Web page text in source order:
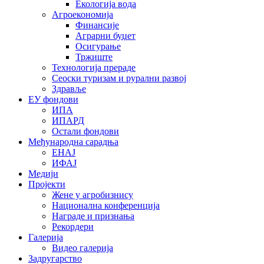
Екологија вода
Агроекономија
Финансије
Аграрни буџет
Осигурање
Тржиште
Технологија прераде
Сеоски туризам и рурални развој
Здравље
ЕУ фондови
ИПА
ИПАРД
Остали фондови
Међународна сарадња
ЕНАЈ
ИФАЈ
Медији
Пројекти
Жене у агробизнису
Национална конференција
Награде и признања
Рекордери
Галерија
Видео галерија
Задругарство